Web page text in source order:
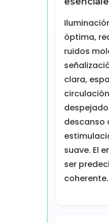
óptima,
ruidos
clara,
circulación
descanso
suave. El
ser
coherente.